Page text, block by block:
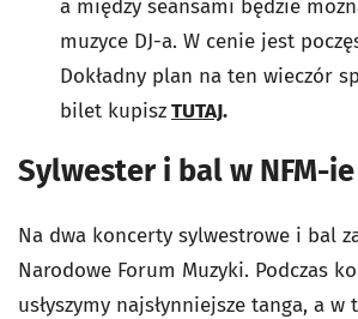
a między seansami będzie
muzyce DJ-a. W cenie jest
Dokładny plan na ten wieczór
bilet kupiszTUTAJ.
Sylwester i bal w NFM-ie
Na dwa koncerty sylwestrowe i bal
Narodowe Forum Muzyki. Podczas
usłyszymy najsłynniejsze tanga, a w